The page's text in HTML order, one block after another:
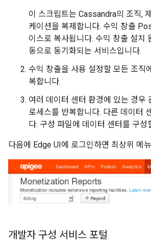
이 스크립트는 Cassandra의 조직,
케이션을 복제합니다. 수익 창출
이스로 복사됩니다. 수익 창출 설치
동으로 동기화되는 서비스입니다.
수익 창출을 사용 설정할 모든 조직
복합니다.
여러 데이터 센터 환경에 있는 경우
로세스를 반복합니다. 다른 데이터
다. 구성 파일에 데이터 센터를 구성
다음에 Edge UI에 로그인하면 최상위 메
개발자 구성 서비스 포털